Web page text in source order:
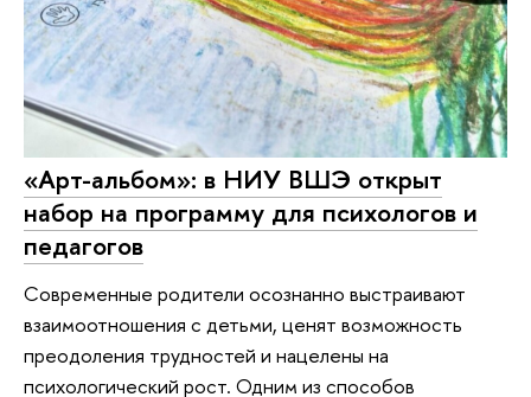
«Арт-альбом»: в НИУ ВШЭ открыт
набор на программу для психологов и
педагогов
Современные родители осознанно выстраивают
взаимоотношения с детьми, ценят возможность
преодоления трудностей и нацелены на
психологический рост. Одним из способов